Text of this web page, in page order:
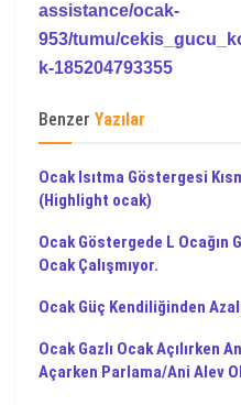
assistance/ocak-
953/tumu/
k-185204793355
Benzer Yazılar
Ocak Isıtma Göstergesi
(Highlight ocak)
Ocak Göstergede L
Ocak Çalışmıyor.
Ocak Güç Kendiliğinden
Ocak Gazlı Ocak Açılırken
Açarken Parlama/Ani Alev